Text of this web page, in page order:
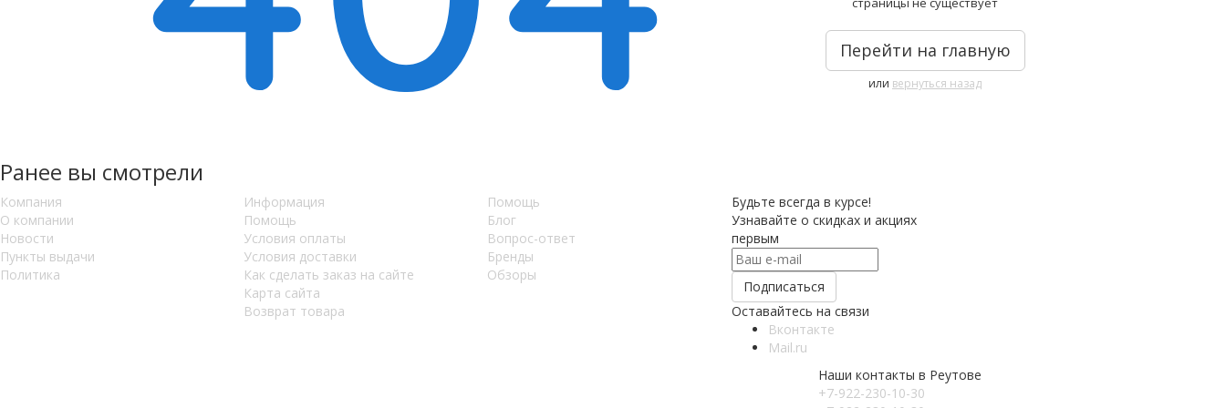
Перейти на главную
или вернуться назад
Ранее вы смотрели
Компания
О компании
Новости
Пункты выдачи
Политика
Информация
Помощь
Условия оплаты
Условия доставки
Как сделать заказ на сайте
Карта сайта
Возврат товара
Помощь
Блог
Вопрос-ответ
Бренды
Обзоры
Будьте всегда в курсе!
Узнавайте о скидках и акциях
первым
Оставайтесь на связи
Вконтакте
Mail.ru
Наши контакты в Реутове
+7-922-230-10-30